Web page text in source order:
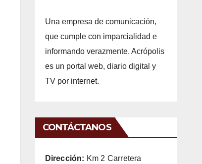
Una empresa de comunicación,
que cumple con imparcialidad e
informando verazmente. Acrópolis
es un portal web, diario digital y
TV por internet.
CONTÁCTANOS
Dirección: Km 2 Carretera